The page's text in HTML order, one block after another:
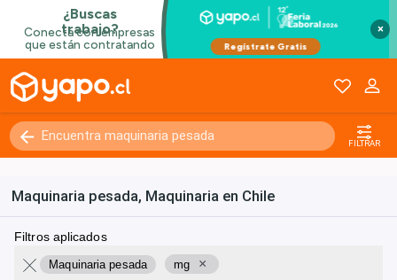
×
FILTRAR
Maquinaria pesada, Maquinaria en Chile
Filtros aplicados
Maquinaria pesada mg ×